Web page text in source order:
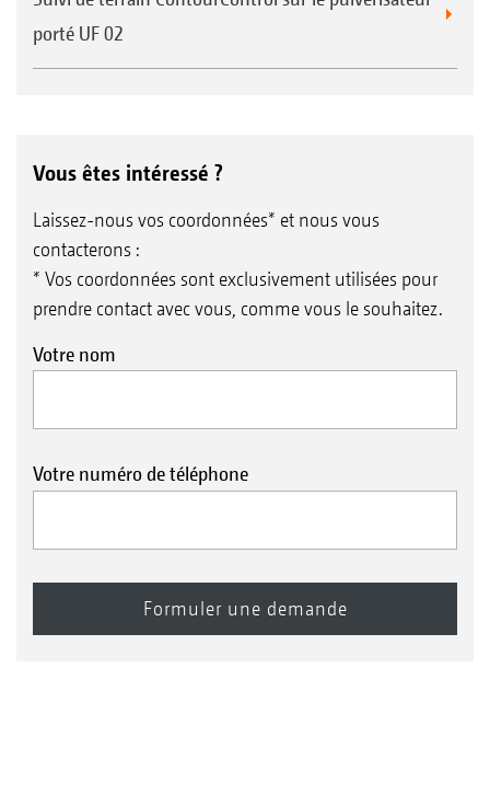
porté UF 02
Vous êtes intéressé ?
Laissez-nous vos coordonnées* et nous vous
contacterons :
* Vos coordonnées sont exclusivement utilisées pour
prendre contact avec vous, comme vous le souhaitez.
Votre nom
Votre numéro de téléphone